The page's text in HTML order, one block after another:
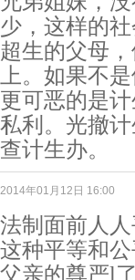
少，这样的
超生的父母
上。如果不
更可恶的是
私利。光撤
查计生办。
2014年01月12日 16:00
法制面前人
这种平等和
父亲的尊严l